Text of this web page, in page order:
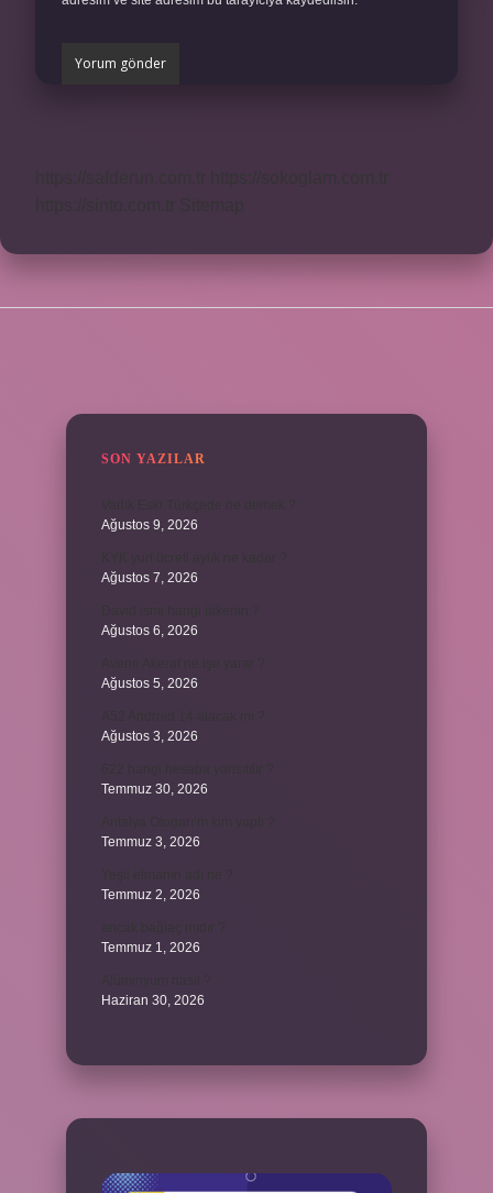
SON YAZILAR
Ağustos 9, 2026
Ağustos 7, 2026
Ağustos 6, 2026
Ağustos 5, 2026
Ağustos 3, 2026
Temmuz 30, 2026
Temmuz 3, 2026
Temmuz 2, 2026
Temmuz 1, 2026
Haziran 30, 2026